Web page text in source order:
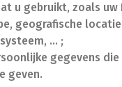
u gebruikt, zoals uw
geografische
… ;
gegevens
geven.